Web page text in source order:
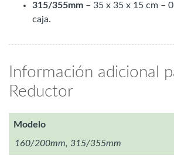
315/355mm – 35 x 35 x 15 cm –
caja.
Información adicional
Reductor
Modelo
160/200mm, 315/355mm